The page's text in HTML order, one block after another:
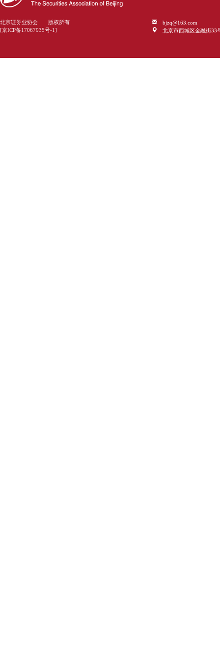
北京证券业协会 版权所有
[京ICP备17067935号-1]
bjzq@163.com
北京市西城区金融街33